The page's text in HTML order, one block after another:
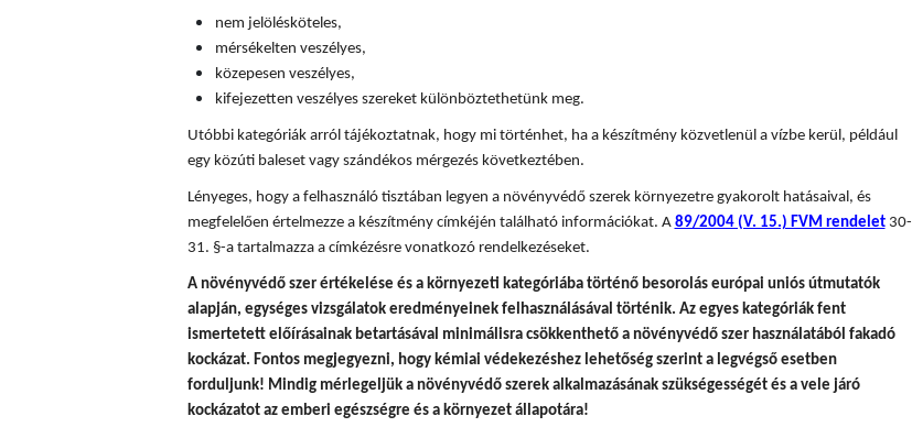
nem jelölésköteles,
mérsékelten veszélyes,
közepesen veszélyes,
kifejezetten veszélyes szereket különböztethetünk meg.
Utóbbi kategóriák arról tájékoztatnak, hogy mi történhet, ha a készítmény közvetlenül a vízbe kerül, például
egy közúti baleset vagy szándékos mérgezés következtében.
Lényeges, hogy a felhasználó tisztában legyen a növényvédő szerek környezetre gyakorolt hatásaival, és
megfelelően értelmezze a készítmény címkéjén található információkat. A 89/2004 (V. 15.) FVM rendelet30-
31. §-a tartalmazza a címkézésre vonatkozó rendelkezéseket.
A növényvédő szer értékelése és a környezeti kategóriába történő besorolás európai uniós útmutatók
alapján, egységes vizsgálatok eredményeinek felhasználásával történik. Az egyes kategóriák fent
ismertetett előírásainak betartásával minimálisra csökkenthető a növényvédő szer használatából fakadó
kockázat. Fontos megjegyezni, hogykémiai védekezéshez lehetőség szerint a legvégső esetben
forduljunk! Mindig mérlegeljük a növényvédő szerek alkalmazásának szükségességét és a vele járó
kockázatot az emberi egészségre és a környezet állapotára!